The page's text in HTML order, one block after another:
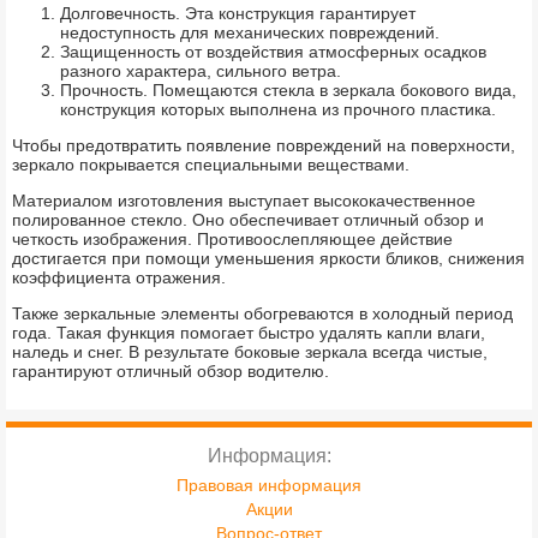
Долговечность. Эта конструкция гарантирует
недоступность для механических повреждений.
Защищенность от воздействия атмосферных осадков
разного характера, сильного ветра.
Прочность. Помещаются стекла в зеркала бокового вида,
конструкция которых выполнена из прочного пластика.
Чтобы предотвратить появление повреждений на поверхности,
зеркало покрывается специальными веществами.
Материалом изготовления выступает высококачественное
полированное стекло. Оно обеспечивает отличный обзор и
четкость изображения. Противоослепляющее действие
достигается при помощи уменьшения яркости бликов, снижения
коэффициента отражения.
Также зеркальные элементы обогреваются в холодный период
года. Такая функция помогает быстро удалять капли влаги,
наледь и снег. В результате боковые зеркала всегда чистые,
гарантируют отличный обзор водителю.
Информация:
Правовая информация
Акции
Вопрос-ответ